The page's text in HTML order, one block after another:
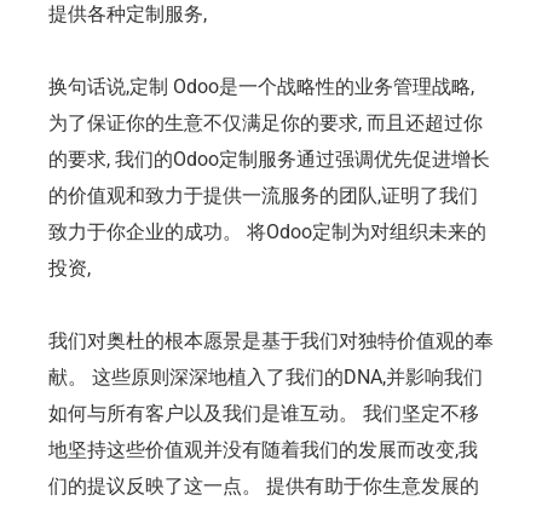
提供各种定制服务,
换句话说,定制 Odoo是一个战略性的业务管理战略,
为了保证你的生意不仅满足你的要求, 而且还超过你
的要求, 我们的Odoo定制服务通过强调优先促进增长
的价值观和致力于提供一流服务的团队,证明了我们
致力于你企业的成功。 将Odoo定制为对组织未来的
投资,
我们对奥杜的根本愿景是基于我们对独特价值观的奉
献。 这些原则深深地植入了我们的DNA,并影响我们
如何与所有客户以及我们是谁互动。 我们坚定不移
地坚持这些价值观并没有随着我们的发展而改变,我
们的提议反映了这一点。 提供有助于你生意发展的